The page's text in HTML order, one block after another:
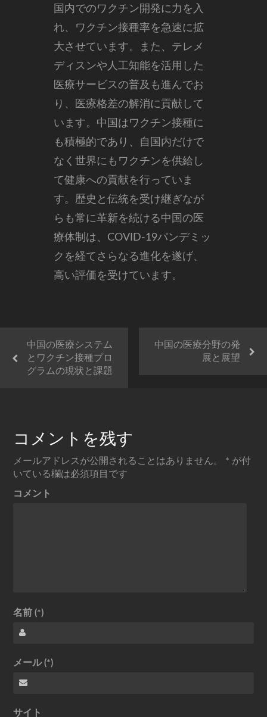
国内でのワクチン開発に力を入
れ、ワクチン接種率を急速に拡
大させています。また、テレメ
ディスンや人工知能を活用した
医療サービスの普及も進んでお
り、医療格差の解消に貢献して
います。中国はワクチン接種に
も積極的であり、自国内だけで
なく世界にもワクチンを供給し
て健康への貢献を行っていま
す。歴史と伝統を受け継ぎなが
らも常に革新を続ける中国の医
療体制は、COVID-19パンデミッ
クを経てさらなる進化を遂げ、
高い評価を受けています。
中国の医療システム
とワクチン接種プロ
グラムの現状と課題
中国の医療分野の発
展と展望
コメントを残す
メールアドレスが公開されることはありません。 * が付
いている欄は必須項目です
コメント
名前 (*)
メール (*)
サイト